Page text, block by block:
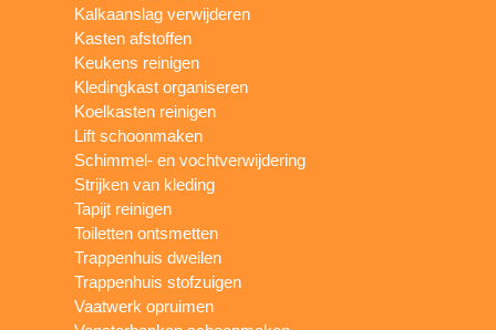
Kalkaanslag verwijderen
Kasten afstoffen
Keukens reinigen
Kledingkast organiseren
Koelkasten reinigen
Lift schoonmaken
Schimmel- en vochtverwijdering
Strijken van kleding
Tapijt reinigen
Toiletten ontsmetten
Trappenhuis dweilen
Trappenhuis stofzuigen
Vaatwerk opruimen